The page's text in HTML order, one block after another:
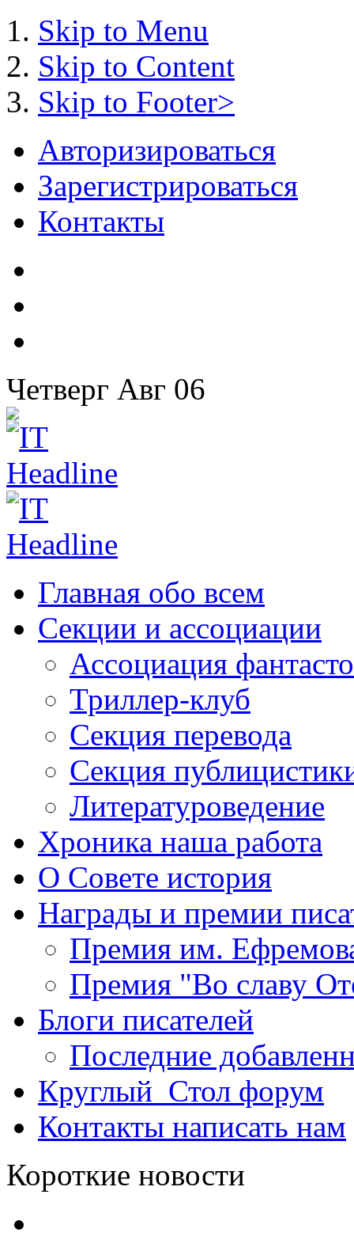
Skip to Menu
Skip to Content
Skip to Footer>
Авторизироваться
Зарегистрироваться
Контакты
Четверг Авг 06
Главная обо всем
Секции и ассоциации
Ассоциация
Триллер-клуб
Секция перевода
Секция
Литературоведение
Хроника наша работа
О Совете история
Награды и премии
Премия им.
Премия "Во славу
Блоги писателей
Последние
Круглый_Стол форум
Контакты написать нам
Короткие новости